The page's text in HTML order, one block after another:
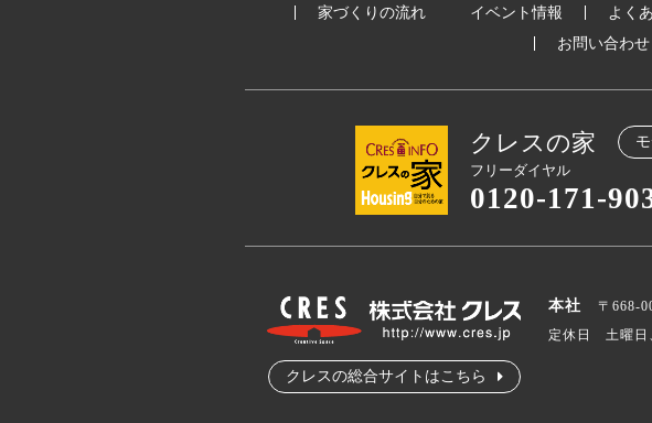
家づくりの流れ
イベント情報 よく
お問い合わ
クレスの家
フリーダイヤル
0120-171-
クレスの総合サイトはこちら
本社
〒668-
定休日 土曜日